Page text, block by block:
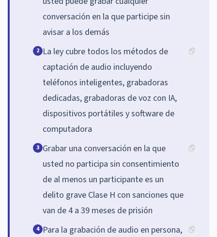
conversación en la que participe sin
avisar a los demás
2 La ley cubre todos los métodos de
captación de audio incluyendo
teléfonos inteligentes, grabadoras
dedicadas, grabadoras de voz con IA,
dispositivos portátiles y software de
computadora
3 Grabar una conversación en la que
usted no participa sin consentimiento
de al menos un participante es un
delito grave Clase H con sanciones que
van de 4 a 39 meses de prisión
4 Para la grabación de audio en persona,